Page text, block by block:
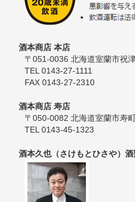
酒本商店 本店
〒051-0036 北海道室蘭市祝
TEL 0143-27-1111
FAX 0143-27-2310
酒本商店 寿店
〒050-0082 北海道室蘭市寿
TEL 0143-45-1323
酒本久也（さけもとひさや）